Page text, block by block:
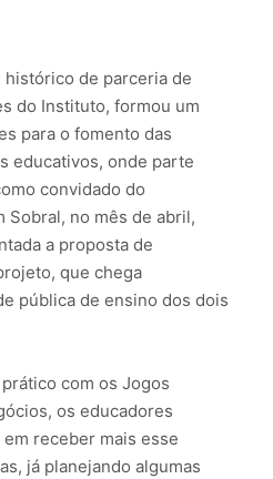
histórico de parceria de
do Instituto, formou um
para o fomento das
educativos, onde parte
convidado do
Sobral, no mês de abril,
a proposta de
que chega
pública de ensino dos dois
com os Jogos
os educadores
receber mais esse
já planejando algumas